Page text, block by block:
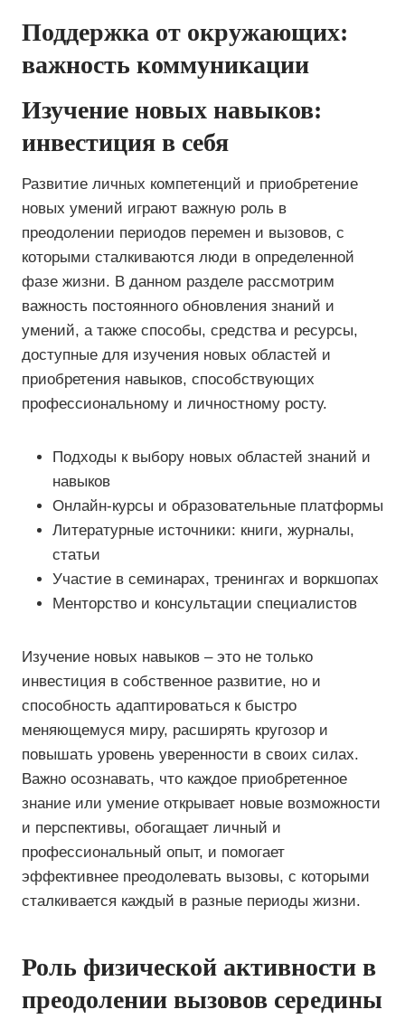
Поддержка от окружающих:
важность коммуникации
Изучение новых навыков:
инвестиция в себя
Развитие личных компетенций и приобретение
новых умений играют важную роль в
преодолении периодов перемен и вызовов, с
которыми сталкиваются люди в определенной
фазе жизни. В данном разделе рассмотрим
важность постоянного обновления знаний и
умений, а также способы, средства и ресурсы,
доступные для изучения новых областей и
приобретения навыков, способствующих
профессиональному и личностному росту.
Подходы к выбору новых областей знаний и
навыков
Онлайн-курсы и образовательные платформы
Литературные источники: книги, журналы,
статьи
Участие в семинарах, тренингах и воркшопах
Менторство и консультации специалистов
Изучение новых навыков – это не только
инвестиция в собственное развитие, но и
способность адаптироваться к быстро
меняющемуся миру, расширять кругозор и
повышать уровень уверенности в своих силах.
Важно осознавать, что каждое приобретенное
знание или умение открывает новые возможности
и перспективы, обогащает личный и
профессиональный опыт, и помогает
эффективнее преодолевать вызовы, с которыми
сталкивается каждый в разные периоды жизни.
Роль физической активности в
преодолении вызовов середины